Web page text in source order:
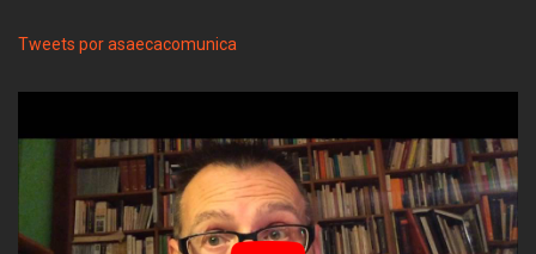
Tweets por asaecacomunica